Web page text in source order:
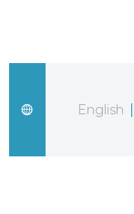
English